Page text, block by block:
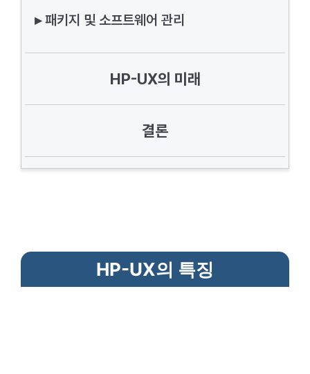
▸ 패키지 및 소프트웨어 관리
HP-UX의 미래
결론
HP-UX의 특징